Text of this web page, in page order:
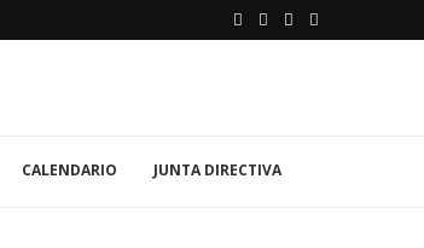
CALENDARIO JUNTA DIRECTIVA